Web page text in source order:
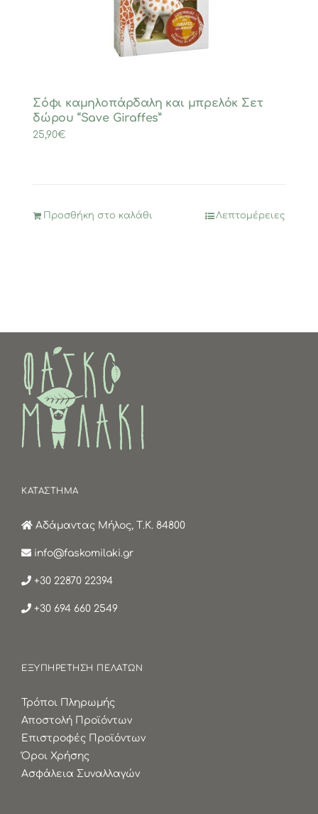
Σόφι καμηλοπάρδαλη και μπρελόκ Σετ
δώρου “Save Giraffes”
25,90€
Προσθήκη στο καλάθι Λεπτομέρειες
ΚΑΤΑΣΤΗΜΑ
Αδάμαντας Μήλος, Τ.Κ. 84800
info@faskomilaki.gr
+30 22870 22394
+30 694 660 2549
ΕΞΥΠΗΡΕΤΗΣΗ ΠΕΛΑΤΩΝ
Τρόποι Πληρωμής
Αποστολή Προϊόντων
Επιστροφές Προϊόντων
Όροι Χρήσης
Ασφάλεια Συναλλαγών